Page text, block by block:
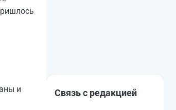
и
Связь с редакцией